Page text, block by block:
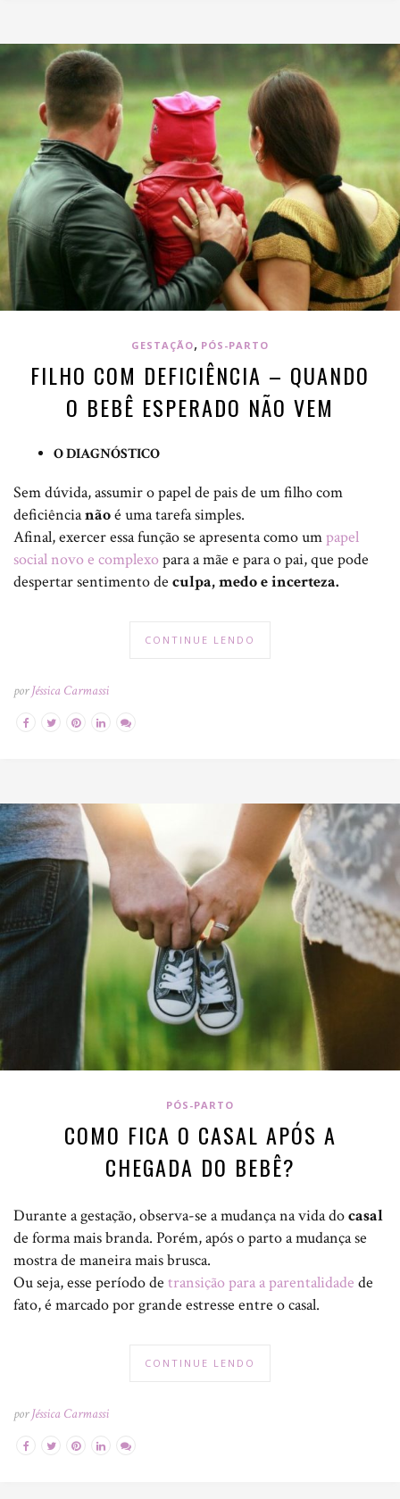
GESTAÇÃO, PÓS-PARTO
FILHO COM DEFICIÊNCIA – QUANDO
O BEBÊ ESPERADO NÃO VEM
O DIAGNÓSTICO
Sem dúvida, assumir o papel de pais de um filho com
deficiêncianãoé uma tarefa simples.
Afinal, exercer essa função se apresenta como umpapel
social novo e complexopara a mãe e para o pai, que pode
despertar sentimento de culpa, medo e incerteza.
CONTINUE LENDO
porJéssica Carmassi
PÓS-PARTO
COMO FICA O CASAL APÓS A
CHEGADA DO BEBÊ?
Durante a gestação, observa-se a mudança na vida docasal
de forma mais branda. Porém, após o parto a mudança se
mostra de maneira mais brusca.
Ou seja, esse período de transição para a parentalidade de
fato, é marcado por grande estresse entre o casal.
CONTINUE LENDO
porJéssica Carmassi